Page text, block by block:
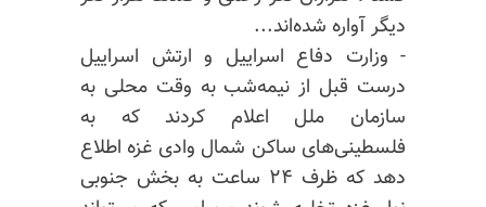
دیگر آواره شده‌اند...
- وزارت دفاع اسراییل و ارتش اسراییل
درست قبل از نیمه‌شب به وقت محلی به
سازمان ملل اعلام کردند که به
فلسطینی‌های ساکن شمال وادی غزه اطلاع
دهد که ظرف ۲۴ ساعت به بخش جنوبی